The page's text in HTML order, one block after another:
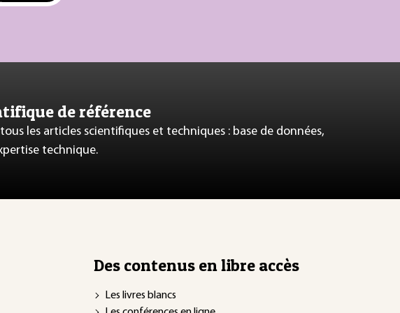
de référence
les articles scientifiques et techniques : base de données,
technique.
Des contenus en libre accès
Les livres blancs